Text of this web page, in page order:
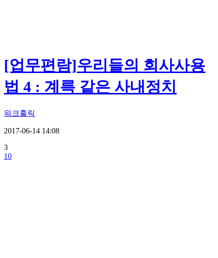
[업무편람]우리들의 회사사용
법 4 : 계륵 같은 사내정치
워크홀릭
2017-06-14 14:08
3
10